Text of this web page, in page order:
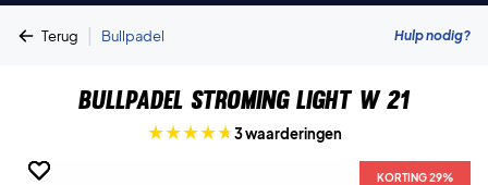
Terug | Bullpadel Hulp nodig?
Bullpadel Stroming Light W 21
3 waarderingen
KORTING 29%
KORTING 29%
KORTING 29%